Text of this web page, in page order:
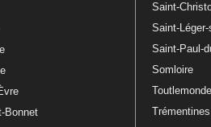
Bonnet
Saint-
Saint-
Saint-Paul-
Somloire
Toutlemonde
Trémentines